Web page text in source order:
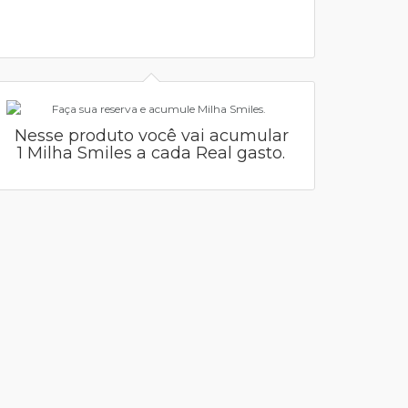
Nesse produto você vai acumular
1 Milha Smiles a cada Real gasto.